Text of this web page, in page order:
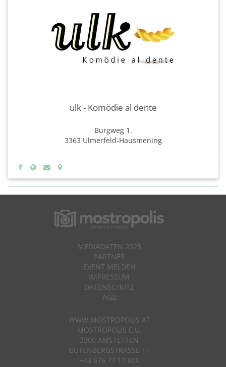
ulk - Komödie al dente
Burgweg 1,
3363 Ulmerfeld-Hausmening
MEDIADATEN 2025
PARTNER
EVENT MELDEN
IMPRESSUM
DATENSCHUTZ
AGB
WWW.MOSTROPOLIS.AT
MOSTROPOLIS E.U.
3300 AMSTETTEN
GUTENBERGSTRASSE 11
+43 676 77 17 800